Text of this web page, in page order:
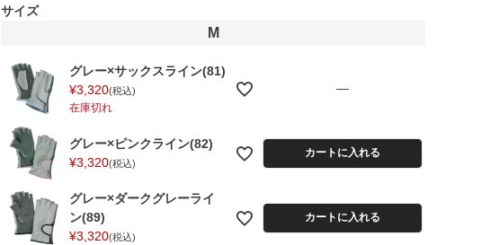
サイズ
M
グレー×サックスライン(81)
¥3,320 税込
在庫切れ
—
グレー×ピンクライン(82)
¥3,320 税込
カートに入れる
グレー×ダークグレーライ
ン(89)
¥3,320 税込
カートに入れる